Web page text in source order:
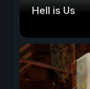
Hell is Us